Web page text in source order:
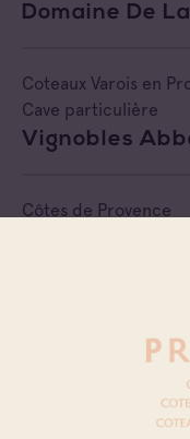
Domaine De
Coteaux Varois en
Cave particulière
Vignobles
Côtes de Provence
Chateau De
Coteaux Varois en